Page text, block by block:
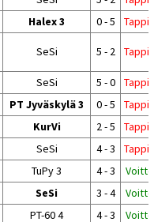
Halex 3 0 - 5
SeSi 5 - 2
SeSi 5 - 0
PT Jyväskylä 3 0 - 5
KurVi 2 - 5
SeSi 4 - 3
TuPy 3 4 - 3
Voitto
SeSi 3 - 4
Voitto
PT-60 4 4 - 3
Voitto